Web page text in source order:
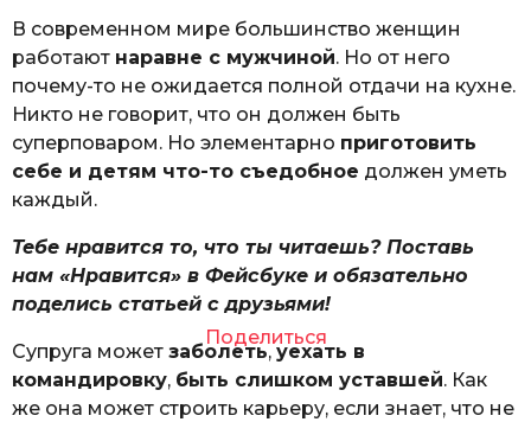
В современном мире большинство женщин
работают наравне с мужчиной. Но от него
почему-то не ожидается полной отдачи на кухне.
Никто не говорит, что он должен быть
суперповаром. Но элементарно приготовить
себе и детям что-то съедобное должен уметь
каждый.
Тебе нравится то, что ты читаешь? Поставь
нам «Нравится» в Фейсбуке и обязательно
поделись статьей с друзьями!
Поделиться
Супруга может заболеть,уехать в
командировку, быть слишком уставшей. Как
же она может строить карьеру, если знает, что не